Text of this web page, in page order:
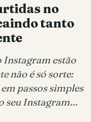
no
tanto
Instagram estão
não é só sorte:
passos simples
seu Instagram…